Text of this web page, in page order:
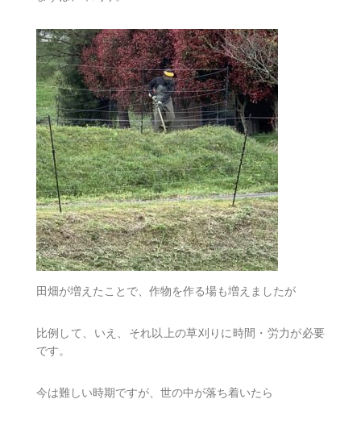
田畑が増えたことで、作物を作る場も増えましたが
比例して、いえ、それ以上の草刈りに時間・労力が必要
です。
今は難しい時期ですが、世の中が落ち着いたら